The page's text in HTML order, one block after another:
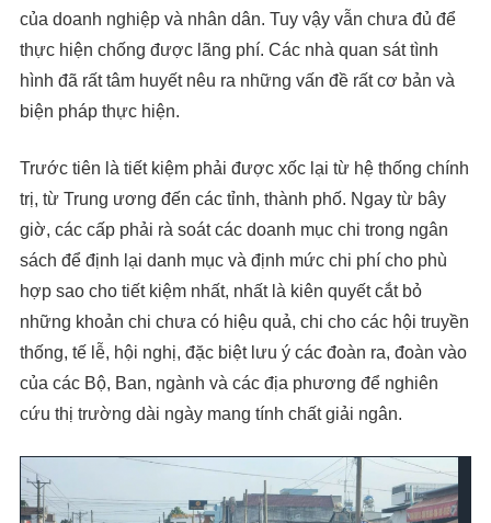
của doanh nghiệp và nhân dân. Tuy vậy vẫn chưa đủ để
thực hiện chống được lãng phí. Các nhà quan sát tình
hình đã rất tâm huyết nêu ra những vấn đề rất cơ bản và
biện pháp thực hiện.
Trước tiên là tiết kiệm phải được xốc lại từ hệ thống chính
trị, từ Trung ương đến các tỉnh, thành phố. Ngay từ bây
giờ, các cấp phải rà soát các doanh mục chi trong ngân
sách để định lại danh mục và định mức chi phí cho phù
hợp sao cho tiết kiệm nhất, nhất là kiên quyết cắt bỏ
những khoản chi chưa có hiệu quả, chi cho các hội truyền
thống, tế lễ, hội nghị, đặc biệt lưu ý các đoàn ra, đoàn vào
của các Bộ, Ban, ngành và các địa phương để nghiên
cứu thị trường dài ngày mang tính chất giải ngân.